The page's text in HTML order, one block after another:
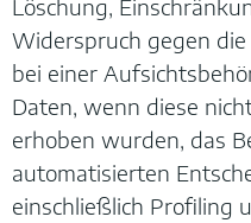
Löschung,
Widerspruch gegen
bei einer
Daten, wenn diese
erhoben wurden, das
automatisierten
einschließlich Profiling